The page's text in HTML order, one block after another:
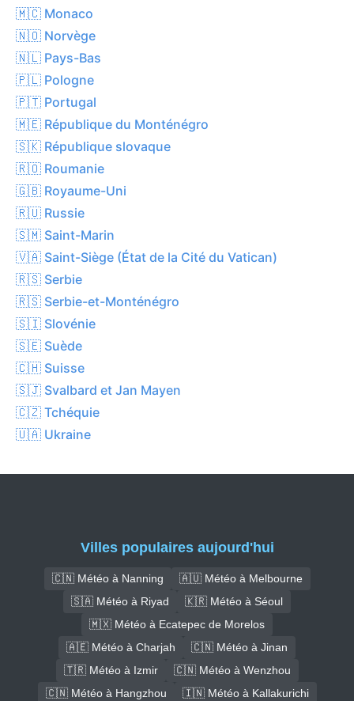
🇲🇨 Monaco
🇳🇴 Norvège
🇳🇱 Pays-Bas
🇵🇱 Pologne
🇵🇹 Portugal
🇲🇪 République du Monténégro
🇸🇰 République slovaque
🇷🇴 Roumanie
🇬🇧 Royaume-Uni
🇷🇺 Russie
🇸🇲 Saint-Marin
🇻🇦 Saint-Siège (État de la Cité du Vatican)
🇷🇸 Serbie
🇷🇸 Serbie-et-Monténégro
🇸🇮 Slovénie
🇸🇪 Suède
🇨🇭 Suisse
🇸🇯 Svalbard et Jan Mayen
🇨🇿 Tchéquie
🇺🇦 Ukraine
Villes populaires aujourd'hui
🇨🇳 Météo à Nanning
🇦🇺 Météo à Melbourne
🇸🇦 Météo à Riyad
🇰🇷 Météo à Séoul
🇲🇽 Météo à Ecatepec de Morelos
🇦🇪 Météo à Charjah
🇨🇳 Météo à Jinan
🇹🇷 Météo à Izmir
🇨🇳 Météo à Wenzhou
🇨🇳 Météo à Hangzhou
🇮🇳 Météo à Kallakurichi